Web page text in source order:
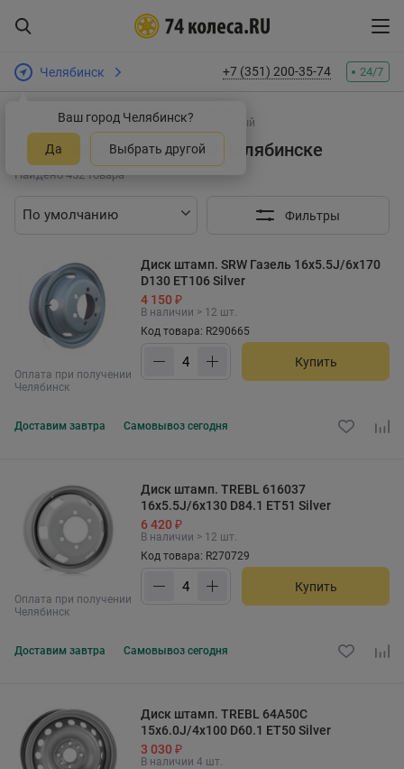
Челябинск
Ваш город Челябинск?
Да Выбрать другой
+7 (351) 200-35-74 24/7
Интернет-магазин шин и дисков
Поиск дисков по параметрам: Штампованный
Штампованные диски в Челябинске
Найдено 452 товара
Фильтры
Оплата при получении
Челябинск
Диск штамп. SRW Газель 16x5.5J/6x170
D130 ET106 Silver
4 150 ₽
В наличии > 12 шт.
Код товара: R290665
Купить
Доставим завтра Самовывоз сегодня
Оплата при получении
Челябинск
Диск штамп. TREBL 616037
16x5.5J/6x130 D84.1 ET51 Silver
6 420 ₽
В наличии > 12 шт.
Код товара: R270729
Купить
Доставим завтра Самовывоз сегодня
Диск штамп. TREBL 64A50C
15x6.0J/4x100 D60.1 ET50 Silver
3 030 ₽
В наличии 4 шт.